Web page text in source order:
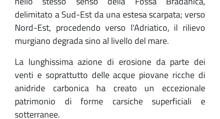
delimitato a Sud-Est da una estesa scarpata; verso
Nord-Est, procedendo verso l'Adriatico, il rilievo
murgiano degrada sino al livello del mare.
La lunghissima azione di erosione da parte dei
venti e soprattutto delle acque piovane ricche di
anidride carbonica ha creato un eccezionale
patrimonio di forme carsiche superficiali e
sotterranee.